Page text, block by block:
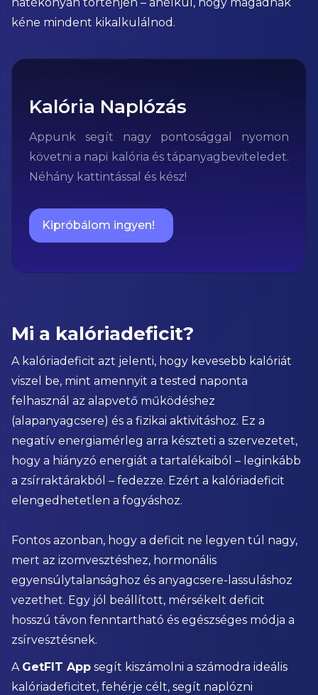
kéne mindent kikalkulálnod.
Kalória Naplózás
Appunk segít nagy pontosággal nyomon
követni a napi kalória és tápanyagbeviteledet.
Néhány kattintással és kész!
Kipróbálom ingyen!
Mi a kalóriadeficit?
A kalóriadeficit azt jelenti, hogy kevesebb kalóriát
viszel be, mint amennyit a tested naponta
felhasznál az alapvető működéshez
(alapanyagcsere) és a fizikai aktivitáshoz. Ez a
negatív energiamérleg arra készteti a szervezetet,
hogy a hiányzó energiát a tartalékaiból – leginkább
a zsírraktárakból – fedezze. Ezért a kalóriadeficit
elengedhetetlen a fogyáshoz.
Fontos azonban, hogy a deficit ne legyen túl nagy,
mert az izomvesztéshez, hormonális
egyensúlytalansághoz és anyagcsere-lassuláshoz
vezethet. Egy jól beállított, mérsékelt deficit
hosszú távon fenntartható és egészséges módja a
zsírvesztésnek.
A GetFIT App segít kiszámolni a számodra ideális
kalóriadeficitet, fehérje célt, segít naplózni